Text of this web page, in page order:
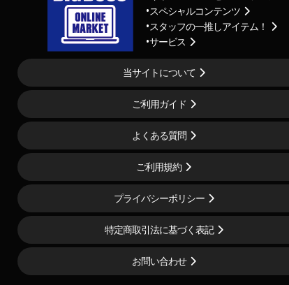
スペシャルコンテンツ
スタッフの一推しアイテム！
サービス
当サイトについて
ご利用ガイド
よくある質問
ご利用規約
プライバシーポリシー
特定商取引法に基づく表記
お問い合わせ